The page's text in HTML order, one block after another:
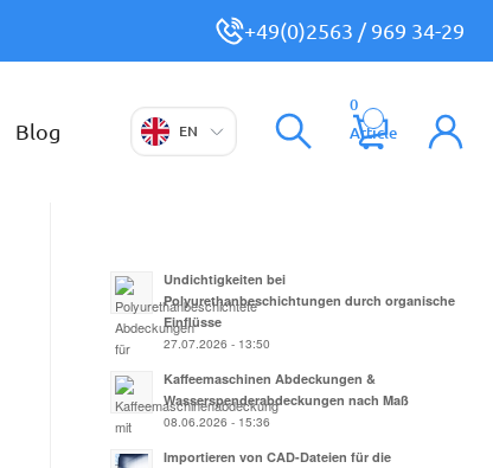
+49(0)2563 / 969 34-29
Blog EN
0
Article
Undichtigkeiten bei
Polyurethanbeschichtungen durch organische
Einflüsse
27.07.2026 - 13:50
Kaffeemaschinen Abdeckungen &
Wasserspenderabdeckungen nach Maß
08.06.2026 - 15:36
Importieren von CAD-Dateien für die